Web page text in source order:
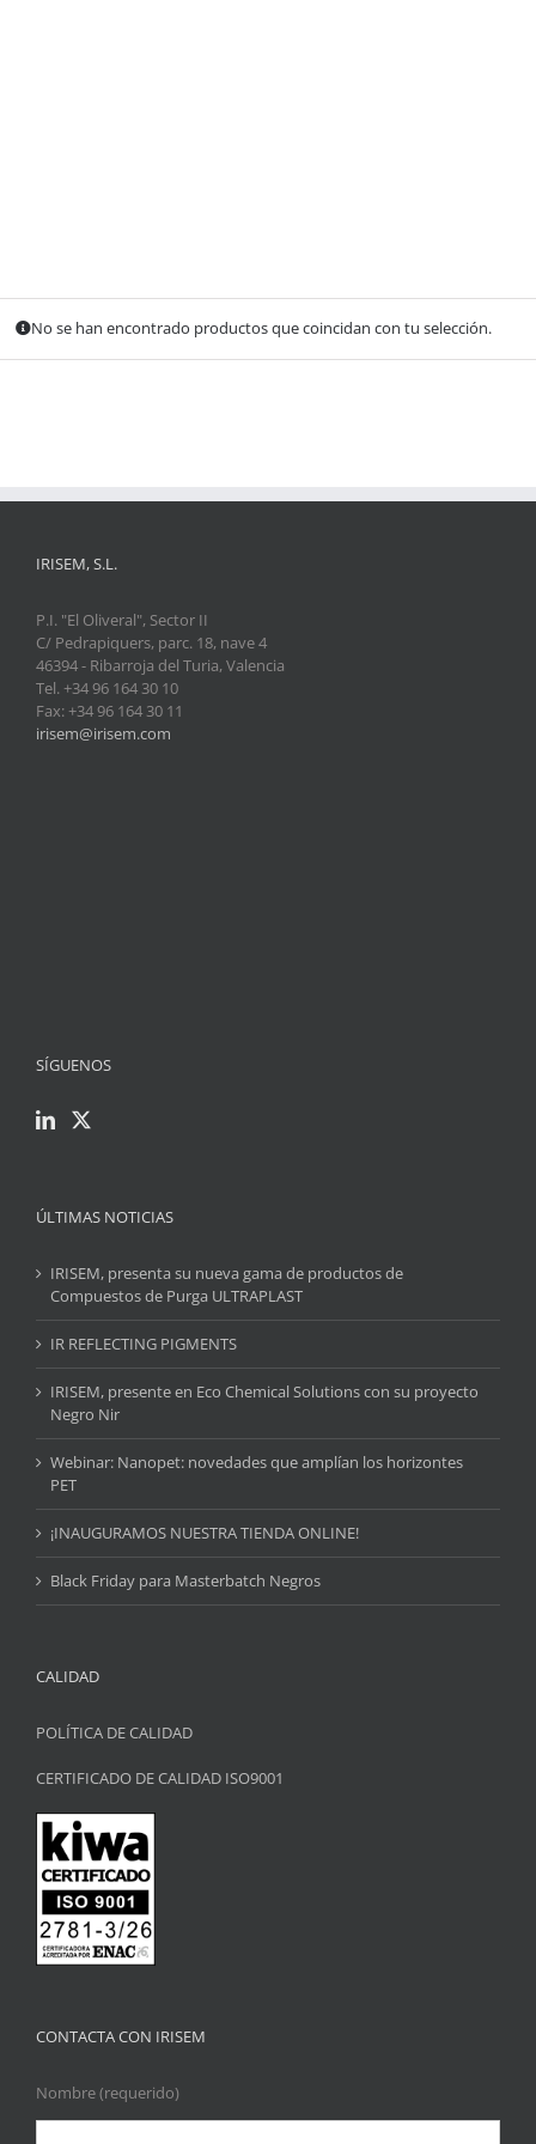
No se han encontrado productos que coincidan con tu selección.
IRISEM, S.L.
P.I. "El Oliveral", Sector II
C/ Pedrapiquers, parc. 18, nave 4
46394 - Ribarroja del Turia, Valencia
Tel. +34 96 164 30 10
Fax: +34 96 164 30 11
irisem@irisem.com
SÍGUENOS
ÚLTIMAS NOTICIAS
IRISEM, presenta su nueva gama de productos de
Compuestos de Purga ULTRAPLAST
IR REFLECTING PIGMENTS
IRISEM, presente en Eco Chemical Solutions con su proyecto
Negro Nir
Webinar: Nanopet: novedades que amplían los horizontes
PET
¡INAUGURAMOS NUESTRA TIENDA ONLINE!
Black Friday para Masterbatch Negros
CALIDAD
POLÍTICA DE CALIDAD
CERTIFICADO DE CALIDAD ISO9001
CONTACTA CON IRISEM
Nombre (requerido)